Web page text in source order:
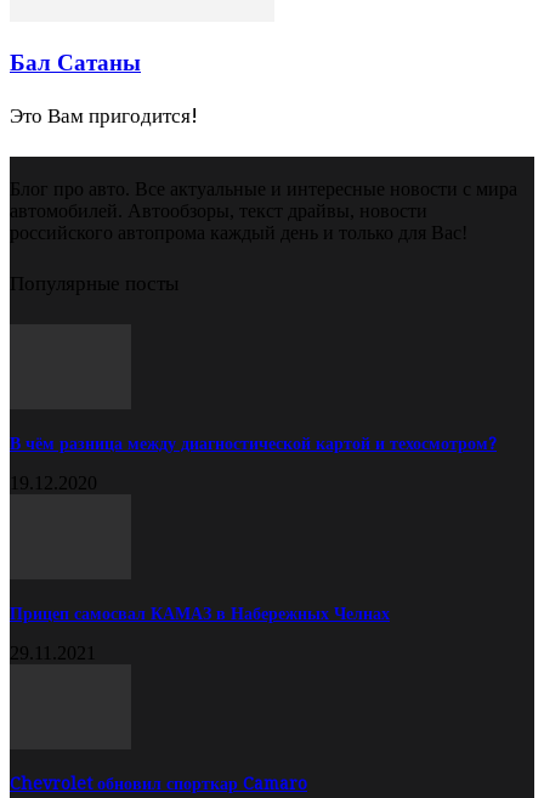
Бал Сатаны
Это Вам пригодится!
Блог про авто. Все актуальные и интересные новости с мира
автомобилей. Автообзоры, текст драйвы, новости
российского автопрома каждый день и только для Вас!
Популярные посты
В чём разница между диагностической картой и техосмотром?
19.12.2020
Прицеп самосвал КАМАЗ в Набережных Челнах
29.11.2021
Chevrolet обновил спорткар Camaro